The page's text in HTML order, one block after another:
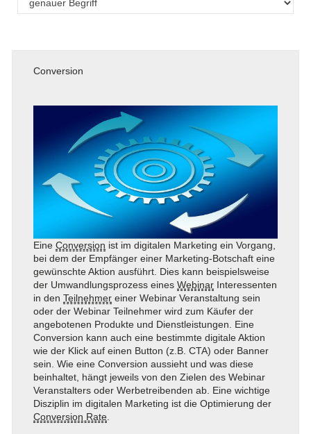
Conversion
Eine Conversion ist im digitalen Marketing ein Vorgang,
bei dem der Empfänger einer Marketing-Botschaft eine
gewünschte Aktion ausführt. Dies kann beispielsweise
der Umwandlungsprozess eines Webinar Interessenten
in den Teilnehmer einer Webinar Veranstaltung sein
oder der Webinar Teilnehmer wird zum Käufer der
angebotenen Produkte und Dienstleistungen. Eine
Conversion kann auch eine bestimmte digitale Aktion
wie der Klick auf einen Button (z.B. CTA) oder Banner
sein. Wie eine Conversion aussieht und was diese
beinhaltet, hängt jeweils von den Zielen des Webinar
Veranstalters oder Werbetreibenden ab. Eine wichtige
Disziplin im digitalen Marketing ist die Optimierung der
Conversion Rate